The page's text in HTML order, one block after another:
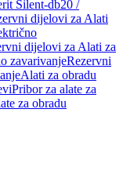
Silent-db20 /
dijelovi za Alati
dijelovi za Alati za
zavarivanjeRezervni
Alati za obradu
Pribor za alate za
za obradu